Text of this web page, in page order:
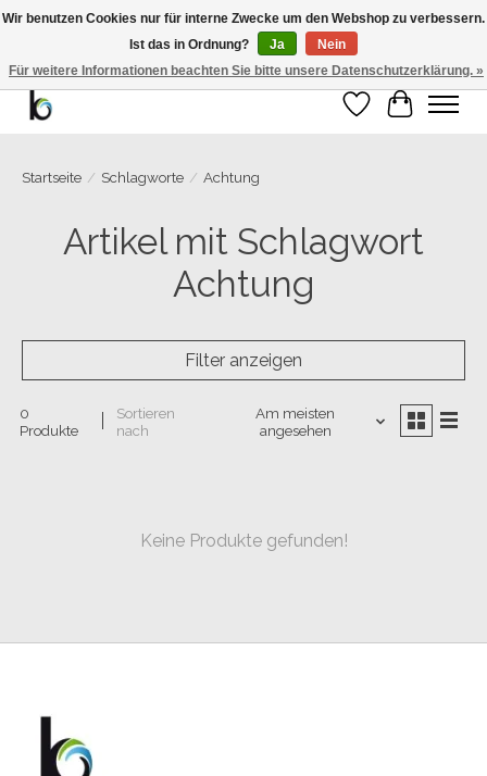
Bemango GmbH - Ewald-Gnau-Str. 11 - 42499 Hückeswagen - 02191/5991535 -
01793/955066
Wunschzettel
Ihr
Startseite / Schlagworte / Achtung
Artikel mit Schlagwort
Achtung
Filter anzeigen
0
Produkte
Sortieren
nach
Am meisten
angesehen
Keine Produkte gefunden!
Wir benutzen Cookies nur für interne Zwecke um den Webshop zu verbessern.
Ist das in Ordnung?
Ja
Nein
Für weitere Informationen beachten Sie bitte unsere Datenschutzerklärung. »